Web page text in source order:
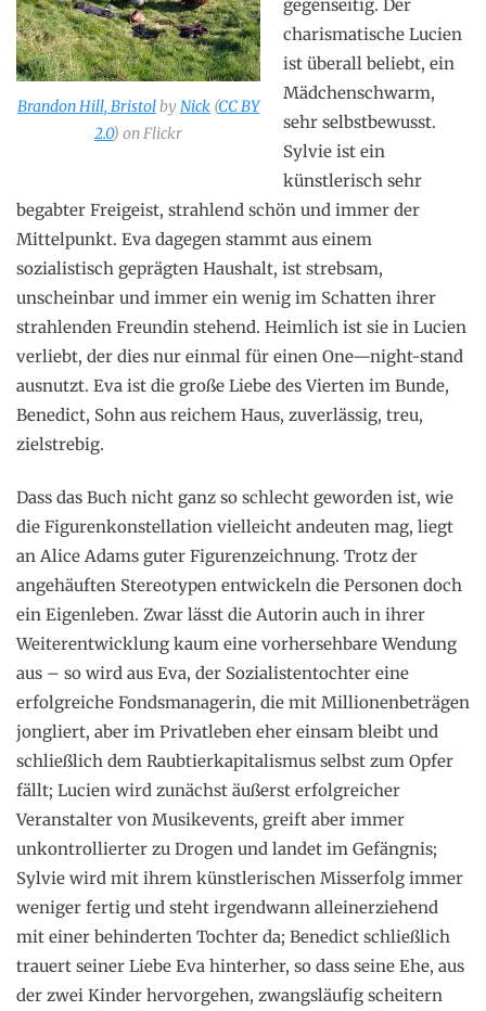
Brandon Hill, BristolbyNick (CC BY
2.0) on Flickr
gegenseitig. Der
charismatische Lucien
ist überall beliebt, ein
Mädchenschwarm,
sehr selbstbewusst.
Sylvie ist ein
künstlerisch sehr
begabter Freigeist, strahlend schön und immer der
Mittelpunkt. Eva dagegen stammt aus einem
sozialistisch geprägten Haushalt, ist strebsam,
unscheinbar und immer ein wenig im Schatten ihrer
strahlenden Freundin stehend. Heimlich ist sie in Lucien
verliebt, der dies nur einmal für einen One—night-stand
ausnutzt. Eva ist die große Liebe des Vierten im Bunde,
Benedict, Sohn aus reichem Haus, zuverlässig, treu,
zielstrebig.
Dass das Buch nicht ganz so schlecht geworden ist, wie
die Figurenkonstellation vielleicht andeuten mag, liegt
an Alice Adams guter Figurenzeichnung. Trotz der
angehäuften Stereotypen entwickeln die Personen doch
ein Eigenleben. Zwar lässt die Autorin auch in ihrer
Weiterentwicklung kaum eine vorhersehbare Wendung
aus – so wird aus Eva, der Sozialistentochter eine
erfolgreiche Fondsmanagerin, die mit Millionenbeträgen
jongliert, aber im Privatleben eher einsam bleibt und
schließlich dem Raubtierkapitalismus selbst zum Opfer
fällt; Lucien wird zunächst äußerst erfolgreicher
Veranstalter von Musikevents, greift aber immer
unkontrollierter zu Drogen und landet im Gefängnis;
Sylvie wird mit ihrem künstlerischen Misserfolg immer
weniger fertig und steht irgendwann alleinerziehend
mit einer behinderten Tochter da; Benedict schließlich
trauert seiner Liebe Eva hinterher, so dass seine Ehe, aus
der zwei Kinder hervorgehen, zwangsläufig scheitern